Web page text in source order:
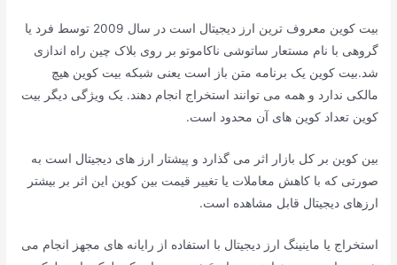
بیت کوین معروف ترین ارز دیجیتال است در سال 2009 توسط فرد یا
گروهی با نام مستعار ساتوشی ناکاموتو بر روی بلاک چین راه اندازی
شد.بیت کوین یک برنامه متن باز است یعنی شبکه بیت کوین هیچ
مالکی ندارد و همه می توانند استخراج انجام دهند. یک ویژگی دیگر بیت
کوین تعداد کوین های آن محدود است.
بین کوین بر کل بازار اثر می گذارد و پیشتار ارز های دیجیتال است به
صورتی که با کاهش معاملات یا تغییر قیمت بین کوین این اثر بر بیشتر
ارزهای دیجیتال قابل مشاهده است.
استخراج یا ماینینگ ارز دیجیتال با استفاده از رایانه های مجهز انجام می